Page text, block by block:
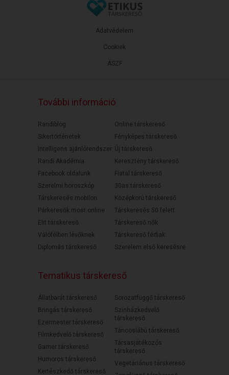
ÁSZF
Adatvédelem
Cookiek
További információ
Randiblog
Sikertörténetek
Intelligens ajánlórendszer
Randi Akadémia
Facebook oldalunk
Szerelmi horoszkóp
Társkeresés mobilon
Párkeresők most online
Elit társkereső
Válófélben lévőknek
Diplomás társkereső
Online társkereső
Fényképes társkereső
Új társkereső
Keresztény társkereső
Fiatal társkereső
30as társkereső
Középkorú társkereső
Társkeresés 50 felett
Társkereső nők
Társkereső férfiak
Szerelem első keresésre
Tematikus társkereső
Állatbarát társkereső
Bringás társkereső
Ezermester társkereső
Filmkedvelő társkereső
Gamer társkereső
Humoros társkereső
Kertészkedő társkereső
Sorozatfüggő társkereső
Színházkedvelő
társkereső
Táncoslábú társkereső
Társasjátékozós
társkereső
Vegetáriánus társkereső